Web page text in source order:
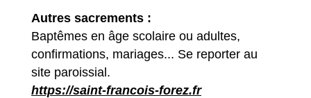
Autres sacrements :
Baptêmes en âge scolaire ou adultes,
confirmations, mariages... Se reporter au
site paroissial.
https://saint-francois-forez.fr